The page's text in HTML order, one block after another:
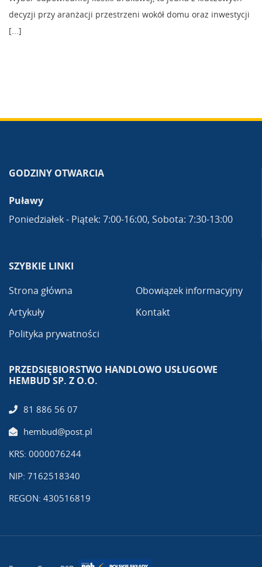
decyzji przy aranżacji przestrzeni wokół domu oraz inwestycji
[...]
GODZINY OTWARCIA
Puławy
Poniedziałek - Piątek: 7:00-16:00, Sobota: 7:30-13:00
SZYBKIE LINKI
Strona główna
Artykuły
Polityka prywatności
Obowiązek informacyjny
Kontakt
PRZEDSIĘBIORSTWO HANDLOWO USŁUGOWE
HEMBUD SP. Z O.O.
81 886 56 07
hembud@post.pl
KRS: 0000076244
NIP: 7162518340
REGON: 430516819